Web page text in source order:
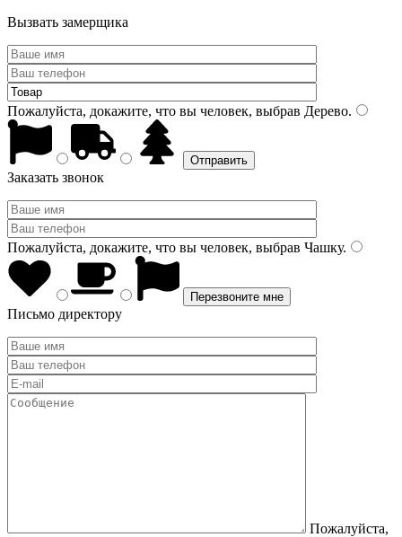
Вызвать замерщика
Пожалуйста, докажите, что вы человек, выбрав Дерево.
Заказать звонок
Пожалуйста, докажите, что вы человек, выбрав Чашку.
Письмо директору
Пожалуйста,